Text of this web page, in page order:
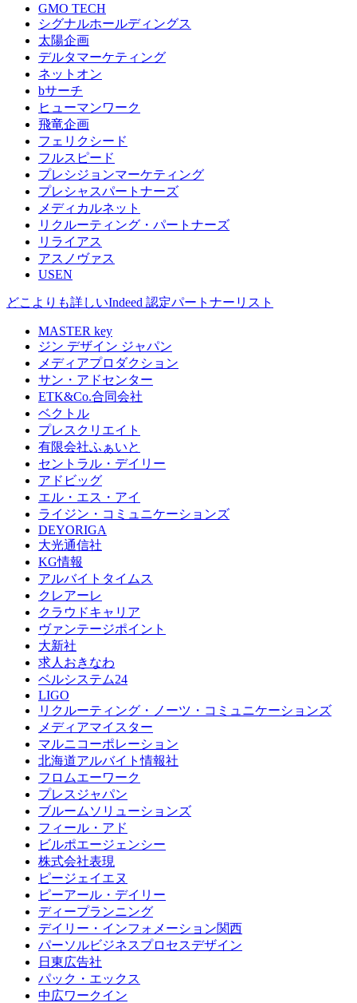
GMO TECH
シグナルホールディングス
太陽企画
デルタマーケティング
ネットオン
bサーチ
ヒューマンワーク
飛竜企画
フェリクシード
フルスピード
プレシジョンマーケティング
プレシャスパートナーズ
メディカルネット
リクルーティング・パートナーズ
リライアス
アスノヴァス
USEN
どこよりも詳しいIndeed 認定パートナーリスト
MASTER key
ジン デザイン ジャパン
メディアプロダクション
サン・アドセンター
ETK&Co.合同会社
ベクトル
プレスクリエイト
有限会社ふぁいと
セントラル・デイリー
アドビッグ
エル・エス・アイ
ライジン・コミュニケーションズ
DEYORIGA
大光通信社
KG情報
アルバイトタイムス
クレアーレ
クラウドキャリア
ヴァンテージポイント
大新社
求人おきなわ
ベルシステム24
LIGO
リクルーティング・ノーツ・コミュニケーションズ
メディアマイスター
マルニコーポレーション
北海道アルバイト情報社
フロムエーワーク
プレスジャパン
ブルームソリューションズ
フィール・アド
ビルポエージェンシー
株式会社表現
ピージェイエヌ
ピーアール・デイリー
ディープランニング
デイリー・インフォメーション関西
パーソルビジネスプロセスデザイン
日東広告社
パック・エックス
中広ワークイン